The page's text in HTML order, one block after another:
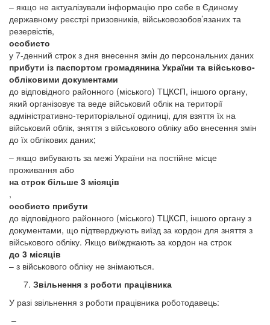
– якщо не актуалізували інформацію про себе в Єдиному
державному реєстрі призовників, військовозобов’язаних та
резервістів,
особисто
у 7-денний строк з дня внесення змін до персональних даних
прибути із паспортом громадянина України та військово-
обліковими документами
до відповідного районного (міського) ТЦКСП, іншого органу,
який організовує та веде військовий облік на території
адміністративно-територіальної одиниці, для взяття їх на
військовий облік, зняття з військового обліку або внесення змін
до їх облікових даних;
– якщо вибувають за межі України на постійне місце
проживання або
на строк більше 3 місяців
,
особисто прибути
до відповідного районного (міського) ТЦКСП, іншого органу з
документами, що підтверджують виїзд за кордон для зняття з
військового обліку. Якщо виїжджають за кордон на строк
до 3 місяців
– з військового обліку не знімаються.
Звільнення з роботи працівника
У разі звільнення з роботи працівника роботодавець:
–